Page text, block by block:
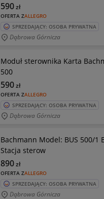
OFERTA ZALLEGRO
590zł
SPRZEDAJĄCY: OSOBA PRYWATNA
Dąbrowa Górnicza
Moduł sterownika Karta
500
OFERTA ZALLEGRO
590zł
SPRZEDAJĄCY: OSOBA PRYWATNA
Dąbrowa Górnicza
Bachmann Model: BUS 500/1
Stacja sterow
OFERTA ZALLEGRO
890zł
SPRZEDAJĄCY: OSOBA PRYWATNA
Dąbrowa Górnicza